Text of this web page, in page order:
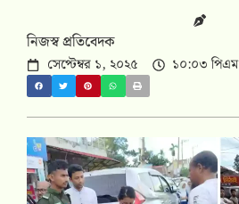
নিজস্ব প্রতিবেদক
সেপ্টেম্বর ১, ২০২৫ ১০:০৩ পিএম